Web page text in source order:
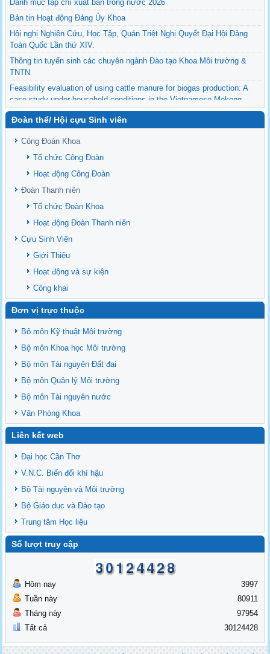
Danh mục tạp chí xuất bản trong nước 2026
Bản tin Hoạt động Đảng Ủy Khoa
Hội nghị Nghiên Cứu, Học Tập, Quán Triệt Nghị Quyết Đại Hội Đảng
Toàn Quốc Lần thứ XIV.
Thông tin tuyển sinh các chuyên ngành Đào tạo Khoa Môi trường &
TNTN
Feasibility evaluation of using cattle manure for biogas production: A
case study under household conditions in the Vietnamese Mekong
Delta
Sediment properties in flood-based farming systems in the Vietnamese
upstream Mekong Delta
Danh mục tạp chí xuất bản Quốc Tế 2026
Danh Mục các Đề Tài NCKH cấp Tỉnh năm 2024
Văn bản - Quy định
Ban chấp hành Đảng bộ khoa
Đoàn thể/ Hội cựu Sinh viên
Công Đoàn Khoa
Tổ chức Công Đoàn
Hoạt động Công Đoàn
Đoàn Thanh niên
Tổ chức Đoàn Khoa
Hoạt động Đoàn Thanh niên
Cựu Sinh Viên
Giới Thiệu
Hoạt động và sự kiện
Công khai
Đơn vị trực thuộc
Bô môn Kỹ thuật Môi trường
Bộ môn Khoa học Môi trường
Bộ môn Tài nguyên Đất đai
Bộ môn Quản lý Môi trường
Bộ môn Tài nguyên nước
Văn Phòng Khoa
Liên kết web
Đại học Cần Thơ
V.N.C. Biến đổi khí hậu
Bộ Tài nguyên và Môi trường
Bộ Giáo dục và Đào tạo
Trung tâm Học liệu
Số lượt truy cập
Hôm nay
Tuần này
Tháng này
Tất cả
3997
80911
97954
30124428